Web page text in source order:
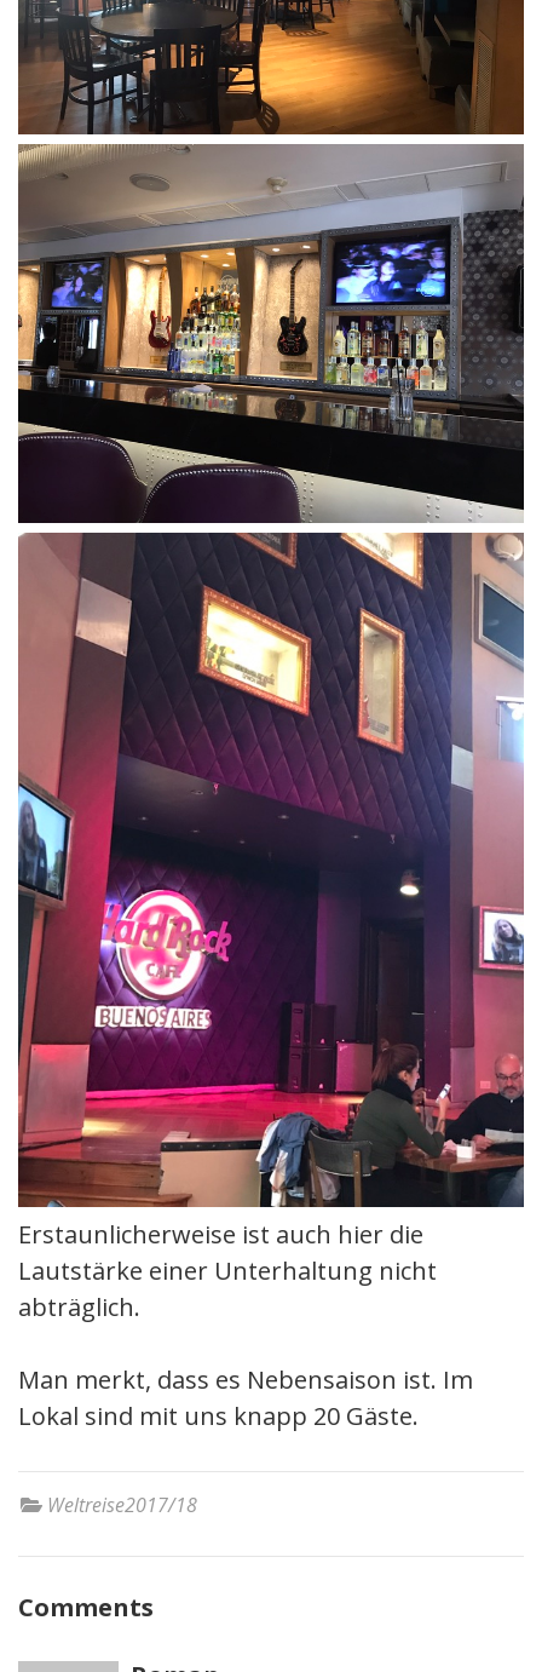
Erstaunlicherweise ist auch hier die
Lautstärke einer Unterhaltung nicht
abträglich.
Man merkt, dass es Nebensaison ist. Im
Lokal sind mit uns knapp 20 Gäste.
Weltreise2017/18
Comments